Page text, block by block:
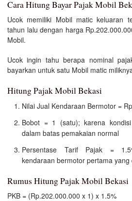
Cara Hitung Bayar Pajak Mobil
Ucok memiliki Mobil matic keluaran
tahun lalu dengan harga
Mobil.
Ucok ingin tahu berapa nominal
bayarkan untuk satu Mobil matic
Hitung Pajak Mobil Bekasi
Nilai Jual Kendaraan Bermotor =
Bobot = 1 (satu); karena
dalam batas pemakaian normal
Persentase Tarif Pajak =
kendaraan bermotor pertama yang
Rumus Hitung Pajak Mobil Bekasi
PKB = (Rp.202.000.000 x 1) x 1.5%